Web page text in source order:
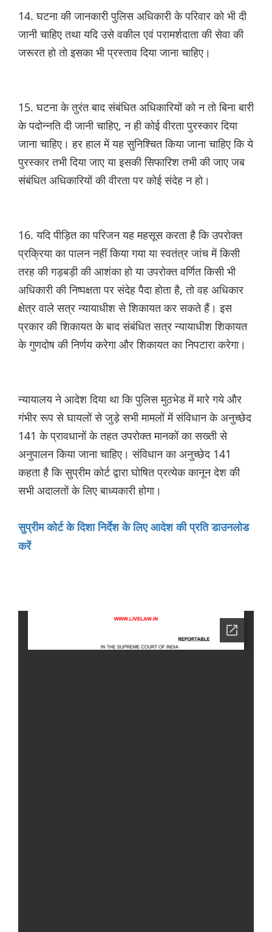
14. घटना की जानकारी पुलिस अधिकारी के परिवार को भी दी
जानी चाहिए तथा यदि उसे वकील एवं परामर्शदाता की सेवा की
जरूरत हो तो इसका भी प्रस्ताव दिया जाना चाहिए।
15. घटना के तुरंत बाद संबंधित अधिकारियों को न तो बिना बारी
के पदोन्नति दी जानी चाहिए, न ही कोई वीरता पुरस्कार दिया
जाना चाहिए। हर हाल में यह सुनिश्चित किया जाना चाहिए कि ये
पुरस्कार तभी दिया जाए या इसकी सिफारिश तभी की जाए जब
संबंधित अधिकारियों की वीरता पर कोई संदेह न हो।
16. यदि पीड़ित का परिजन यह महसूस करता है कि उपरोक्त
प्रक्रिया का पालन नहीं किया गया या स्वतंत्र जांच में किसी
तरह की गड़बड़ी की आशंका हो या उपरोक्त वर्णित किसी भी
अधिकारी की निष्पक्षता पर संदेह पैदा होता है, तो वह अधिकार
क्षेत्र वाले सत्र न्यायाधीश से शिकायत कर सकते हैं। इस
प्रकार की शिकायत के बाद संबंधित सत्र न्यायाधीश शिकायत
के गुणदोष की निर्णय करेगा और शिकायत का निपटारा करेगा।
न्यायालय ने आदेश दिया था कि पुलिस मुठभेड में मारे गये और
गंभीर रूप से घायलों से जुड़े सभी मामलों में संविधान के अनुच्छेद
141 के प्रावधानों के तहत उपरोक्त मानकों का सख्ती से
अनुपालन किया जाना चाहिए। संविधान का अनुच्छेद 141
कहता है कि सुप्रीम कोर्ट द्वारा घोषित प्रत्येक कानून देश की
सभी अदालतों के लिए बाध्यकारी होगा।
सुप्रीम कोर्ट के दिशा निर्देश के लिए आदेश की प्रति डाउनलोड
करें